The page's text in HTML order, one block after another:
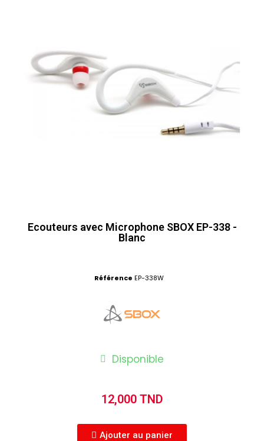
Ecouteurs avec Microphone SBOX EP-338 -
Blanc
Référence EP-338W
Disponible
12,000 TND
Ajouter au panier